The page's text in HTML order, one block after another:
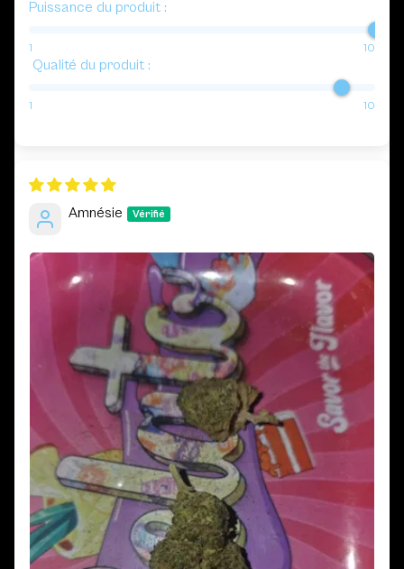
Puissance du produit :
1 10
Qualité du produit :
1 10
Amnésie